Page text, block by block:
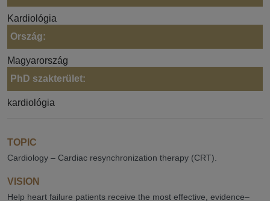
Kardiológia
Ország:
Magyarország
PhD szakterület:
kardiológia
TOPIC
Cardiology – Cardiac resynchronization therapy (CRT).
VISION
Help heart failure patients receive the most effective, evidence–